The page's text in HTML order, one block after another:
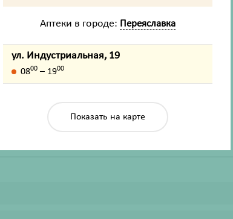
ХАРАКТЕРИСТИКИ
Производитель
Злаки Сибири ООО
Аптеки в городе: Переяславка
ул. Индустриальная, 19
0800 – 1900
Показать на карте